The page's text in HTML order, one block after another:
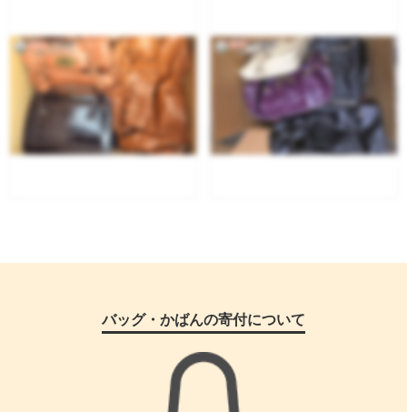
バッグ・かばんの寄付について